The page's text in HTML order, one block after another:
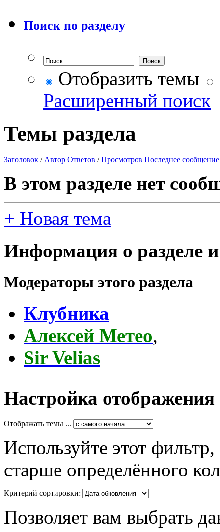
Поиск по разделу
Отобразить темы
Расширенный поиск
Темы раздела
Заголовок / Автор Ответов /Просмотров Последнее сообщение
В этом разделе нет
+ Новая тема
Информация о разделе
Модераторы этого раздела
Клубника
Алексей Метео,
Sir Velias
Настройка отображения
Отображать темы ...
Используйте этот
старше определённого
Критерий сортировки:
Позволяет вам выбрать